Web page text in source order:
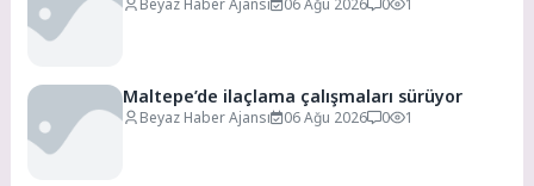
Beyaz Haber Ajansı 06 Ağu 2026 0 1
Maltepe’de ilaçlama çalışmaları sürüyor
Beyaz Haber Ajansı 06 Ağu 2026 0 1